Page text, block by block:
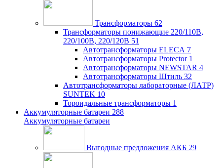
Трансформаторы 62
Трансформаторы понижающие 220/110В,
220/100В, 220/120В 51
Автотрансформаторы ELECA 7
Автотрансформаторы Protector 1
Автотрансформаторы NEWSTAR 4
Автотрансформаторы Штиль 32
Автотрансформаторы лабораторные (ЛАТР)
SUNTEK 10
Тороидальные трансформаторы 1
Аккумуляторные батареи 288
Аккумуляторные батареи
Выгодные предложения АКБ 29